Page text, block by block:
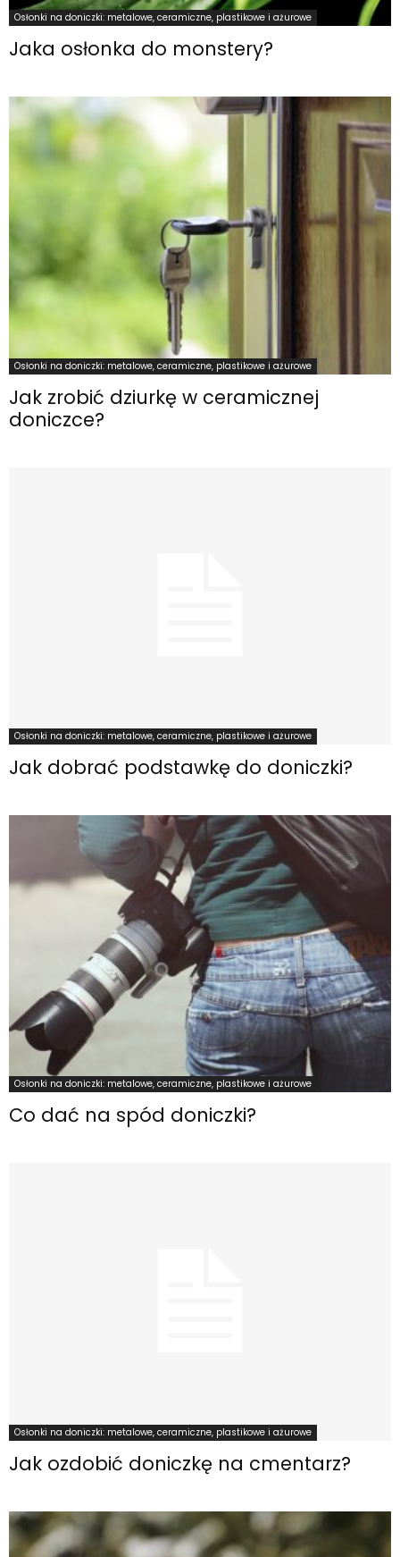
Osłonki na doniczki: metalowe, ceramiczne, plastikowe i ażurowe
Jaka osłonka do monstery?
Osłonki na doniczki: metalowe, ceramiczne, plastikowe i ażurowe
Jak zrobić dziurkę w ceramicznej
doniczce?
Osłonki na doniczki: metalowe, ceramiczne, plastikowe i ażurowe
Jak dobrać podstawkę do doniczki?
Osłonki na doniczki: metalowe, ceramiczne, plastikowe i ażurowe
Co dać na spód doniczki?
Osłonki na doniczki: metalowe, ceramiczne, plastikowe i ażurowe
Jak ozdobić doniczkę na cmentarz?